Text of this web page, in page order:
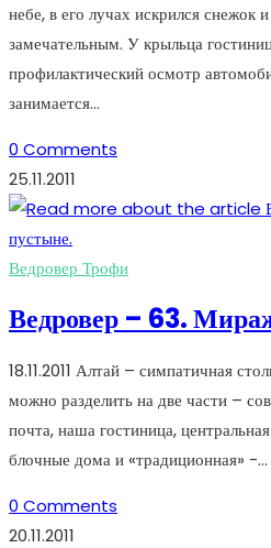
небе, в его лучах искрился снежок
замечательным. У крыльца
профилактический осмотр
занимается…
0 Comments
25.11.2011
Ведровер Трофи
Ведровер – 63.
18.11.2011 Алтай – симпатичная
можно разделить на две части –
почта, наша гостиница,
блочные дома и «традиционная» -…
0 Comments
20.11.2011